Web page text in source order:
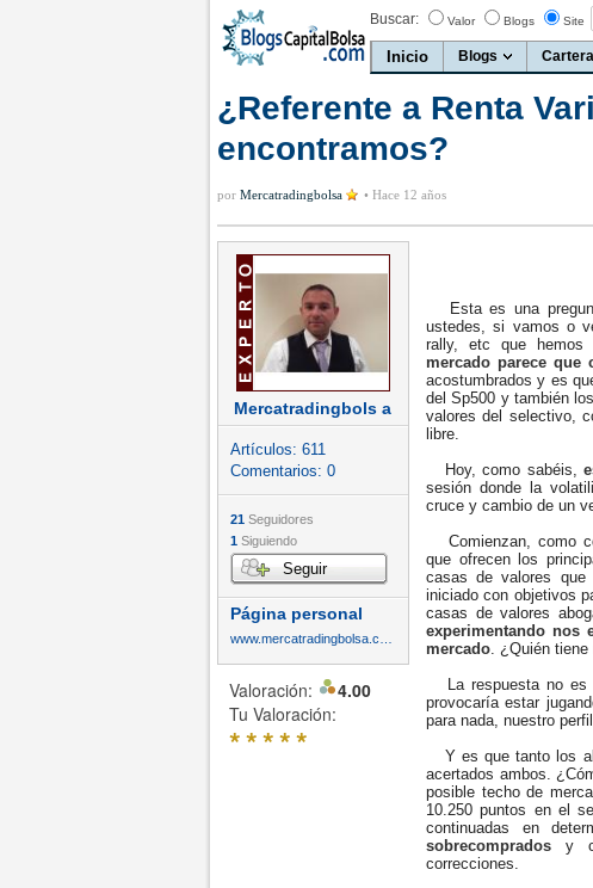
Buscar: Valor Blogs Site
Inicio Blogs
¿Referente a Renta
encontramos?
por Mercatradingbolsa • Hace 12 años
Mercatradingbols a
Artículos: 611
Comentarios: 0
21 Seguidores
1 Siguiendo
Seguir
Página personal
Valoración:
4.00
Tu Valoración:
*****
Esta es una
ustedes, si vamos o
rally, etc que hemos
mercado parece que
acostumbrados y es
del Sp500 y también
valores del selectivo,
libre.
Hoy, como sabéis,
sesión donde la
cruce y cambio de un
Comienzan, como
que ofrecen los
casas de valores que
iniciado con objetivos
casas de valores
experimentando nos
mercado. ¿Quién tiene
La respuesta no es
provocaría estar
para nada, nuestro
Y es que tanto los
acertados ambos.
posible techo de
10.250 puntos en el
continuadas en
sobrecomprados y
correcciones.